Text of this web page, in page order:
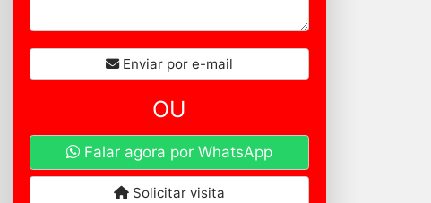
Enviar por e-mail
OU
Falar agora por WhatsApp
Solicitar visita